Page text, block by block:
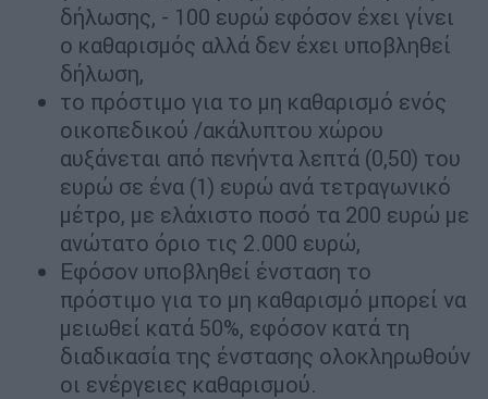
δήλωσης, - 100 ευρώ εφόσον έχει γίνει
ο καθαρισμός αλλά δεν έχει υποβληθεί
δήλωση,
το πρόστιμο για το μη καθαρισμό ενός
οικοπεδικού /ακάλυπτου χώρου
αυξάνεται από πενήντα λεπτά (0,50) του
ευρώ σε ένα (1) ευρώ ανά τετραγωνικό
μέτρο, με ελάχιστο ποσό τα 200 ευρώ με
ανώτατο όριο τις 2.000 ευρώ,
Εφόσον υποβληθεί ένσταση το
πρόστιμο για το μη καθαρισμό μπορεί να
μειωθεί κατά 50%, εφόσον κατά τη
διαδικασία της ένστασης ολοκληρωθούν
οι ενέργειες καθαρισμού.